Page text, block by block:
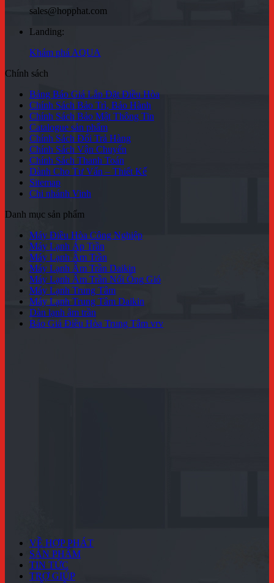
sales@hopphat.com
Landing:
Khám phá AQUA
Chính sách
Bảng Báo Giá Lắp Đặt Điều Hòa
Chính Sách Bảo Trì, Bảo Hành
Chính Sách Bảo Mật Thông Tin
Catalogue sản phẩm
Chính Sách Đổi Trả Hàng
Chính Sách Vận Chuyển
Chính Sách Thanh Toán
Dành Cho Tư Vấn – Thiết Kế
Sitemap
Chi nhánh Vinh
Danh mục sản phẩm
Máy Điều Hòa Công Nghiệp
Máy Lạnh Áp Trần
Máy Lạnh Âm Trần
Máy Lạnh Âm Trần Daikin
Máy Lạnh Âm Trần Nối Ống Gió
Máy Lạnh Trung Tâm
Máy Lạnh Trung Tâm Daikin
Dàn lạnh âm trần
Báo Giá Điều Hòa Trung Tâm vrv
VỀ HỢP PHÁT
SẢN PHẨM
TIN TỨC
TRỢ GIÚP